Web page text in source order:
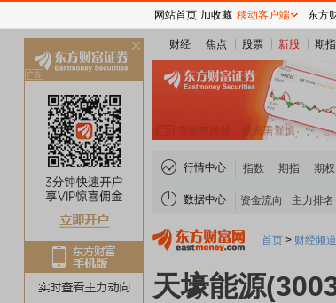
财经 焦点 股票 新股 期指
行情中心 指数 期指 期权
数据中心 资金流向 主力排名
首页 > 财经频道
天壕能源
网站首页 加收藏 移动客户端 东方
关